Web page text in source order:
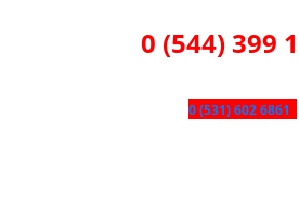
0 (544) 399
0 (531) 602 6861